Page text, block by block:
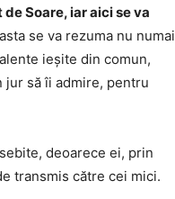
Soare, iar aici se va
se va rezuma nu numai
ieșite din comun,
să îi admire, pentru
deoarece ei, prin
transmis către cei mici.